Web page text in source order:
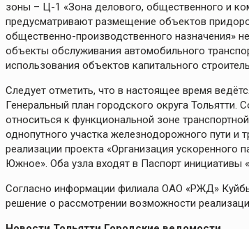
зоны – Ц-1 «Зона делового, общественного и
предусматривают размещение объектов
общественно-производственного назначения»
объекты обслуживания автомобильного
использования объектов капитального
Следует отметить, что в настоящее время
Генеральный план городского округа Тольятти.
относиться к функциональной зоне
однопутного участка железнодорожного пути и
реализации проекта «Организация
Южное». Оба узла входят в Паспорт инициативы
Согласно информации филиала ОАО «РЖД»
решение о рассмотрении возможности